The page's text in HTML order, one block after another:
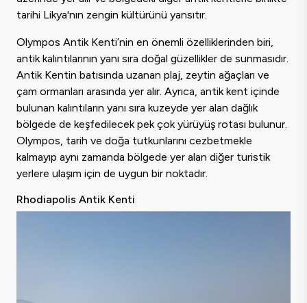
tarihi Likya'nın zengin kültürünü yansıtır.
Olympos Antik Kenti’nin en önemli özelliklerinden biri,
antik kalıntılarının yanı sıra doğal güzellikler de sunmasıdır.
Antik Kentin batısında uzanan plaj, zeytin ağaçları ve
çam ormanları arasında yer alır. Ayrıca, antik kent içinde
bulunan kalıntıların yanı sıra kuzeyde yer alan dağlık
bölgede de keşfedilecek pek çok yürüyüş rotası bulunur.
Olympos, tarih ve doğa tutkunlarını cezbetmekle
kalmayıp aynı zamanda bölgede yer alan diğer turistik
yerlere ulaşım için de uygun bir noktadır.
Rhodiapolis Antik Kenti